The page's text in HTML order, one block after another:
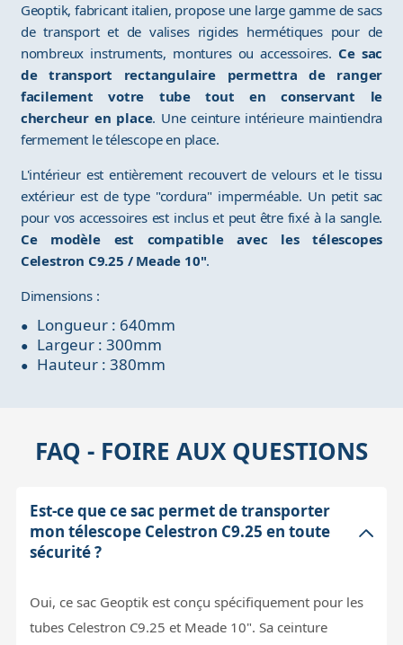
Geoptik, fabricant italien, propose une large gamme de sacs
de transport et de valises rigides hermétiques pour de
nombreux instruments, montures ou accessoires. Ce sac
de transport rectangulaire permettra de ranger
facilement votre tube tout en conservant le
chercheur en place. Une ceinture intérieure maintiendra
fermement le télescope en place.
L'intérieur est entièrement recouvert de velours et le tissu
extérieur est de type "cordura" imperméable. Un petit sac
pour vos accessoires est inclus et peut être fixé à la sangle.
Ce modèle est compatible avec les télescopes
Celestron C9.25 / Meade 10".
Dimensions :
Longueur : 640mm
Largeur : 300mm
Hauteur : 380mm
FAQ - FOIRE AUX QUESTIONS
Est-ce que ce sac permet de transporter
mon télescope Celestron C9.25 en toute
sécurité ?
Oui, ce sac Geoptik est conçu spécifiquement pour les
tubes Celestron C9.25 et Meade 10". Sa ceinture